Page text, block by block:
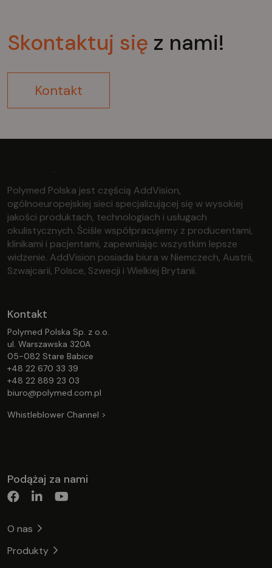
Skontaktuj się z nami!
Kontakt
Polymed Polska jest częścią AddVision,
ogólnoeuropejskiej sieci specjalizującej się w wysokiej
jakości produktach, technologiach i usługach
okulistycznych. Ściśle współpracujemy z producentami,
klinikami i pacjentami, zapewniając wszystkim lepsze
widzenie. AddVision posiada biura w Niemczech, Austrii,
Szwajcarii, Polsce, Szwecji i Wielkiej Brytanii.
Kontakt
Polymed Polska Sp. z o.o.
ul. Warszawska 320A
05-082 Stare Babice
+48 22 670 33 39
+48 22 889 23 03
biuro@polymed.com.pl
Whistleblower Channel >
Podążaj za nami
O nas
Produkty